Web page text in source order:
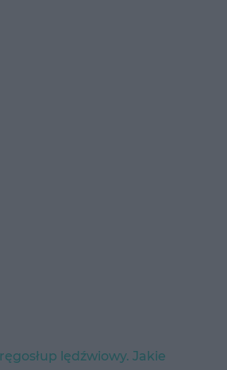
lędźwiowy. Jakie